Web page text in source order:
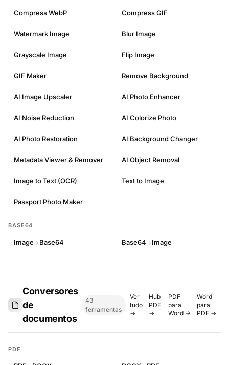
Compress WebP Compress GIF
Watermark Image Blur Image
Grayscale Image Flip Image
GIF Maker Remove Background
AI Image Upscaler AI Photo Enhancer
AI Noise Reduction AI Colorize Photo
AI Photo Restoration AI Background Changer
Metadata Viewer & Remover AI Object Removal
Image to Text (OCR) Text to Image
Passport Photo Maker
BASE64
Image→ Base64 Base64→ Image
Conversores
de
documentos
43
ferramentas
Ver
tudo
→
Hub
PDF
→
PDF
para
Word →
Word
para
PDF →
PDF